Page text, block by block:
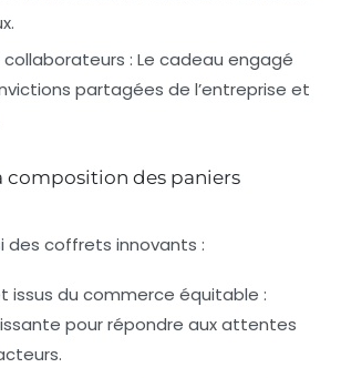
: Le cadeau engagé
partagées de l’entreprise et
composition des paniers
des coffrets innovants :
issus du commerce équitable :
pour répondre aux attentes